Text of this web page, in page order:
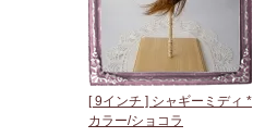
[ 9インチ ] シャギーミディ *
カラー/ショコラ